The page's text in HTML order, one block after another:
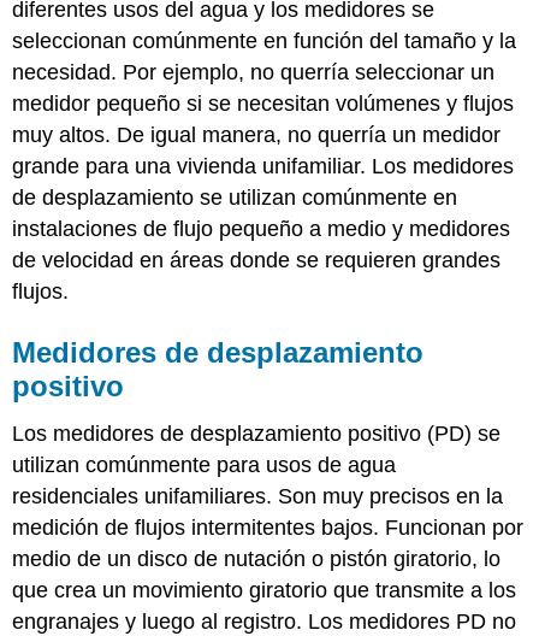
diferentes usos del agua y los medidores se
seleccionan comúnmente en función del tamaño y la
necesidad. Por ejemplo, no querría seleccionar un
medidor pequeño si se necesitan volúmenes y flujos
muy altos. De igual manera, no querría un medidor
grande para una vivienda unifamiliar. Los medidores
de desplazamiento se utilizan comúnmente en
instalaciones de flujo pequeño a medio y medidores
de velocidad en áreas donde se requieren grandes
flujos.
Medidores de desplazamiento
positivo
Los medidores de desplazamiento positivo (PD) se
utilizan comúnmente para usos de agua
residenciales unifamiliares. Son muy precisos en la
medición de flujos intermitentes bajos. Funcionan por
medio de un disco de nutación o pistón giratorio, lo
que crea un movimiento giratorio que transmite a los
engranajes y luego al registro. Los medidores PD no